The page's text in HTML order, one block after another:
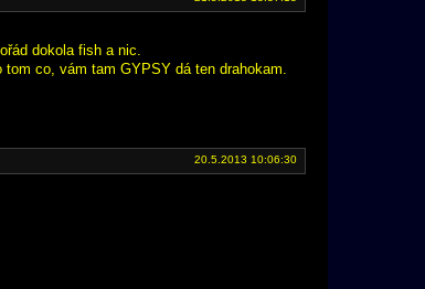
dokola fish a nic.
co, vám tam GYPSY dá ten drahokam.
20.5.2013 10:06:30